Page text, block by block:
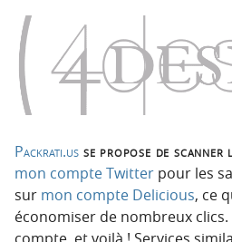
Packrati.us se propose de
mon compte Twitter pour les
sur mon compte Delicious, ce
économiser de nombreux
compte, et voilà ! Services